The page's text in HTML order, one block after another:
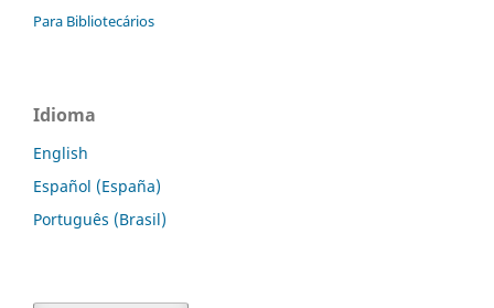
Para Bibliotecários
Idioma
English
Español (España)
Português (Brasil)